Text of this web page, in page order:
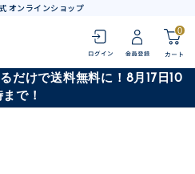
オンラインショップ
0
だけで送料無料に！8月17日10
まで！